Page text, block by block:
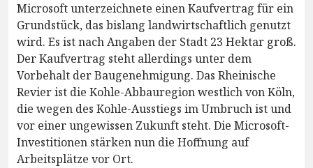
Microsoft unterzeichnete einen Kaufvertrag für ein
Grundstück, das bislang landwirtschaftlich genutzt
wird. Es ist nach Angaben der Stadt 23 Hektar groß.
Der Kaufvertrag steht allerdings unter dem
Vorbehalt der Baugenehmigung. Das Rheinische
Revier ist die Kohle-Abbauregion westlich von Köln,
die wegen des Kohle-Ausstiegs im Umbruch ist und
vor einer ungewissen Zukunft steht. Die Microsoft-
Investitionen stärken nun die Hoffnung auf
Arbeitsplätze vor Ort.